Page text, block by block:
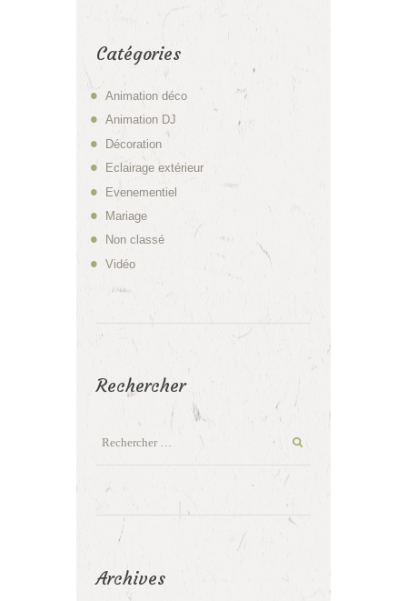
Catégories
Animation déco
Animation DJ
Décoration
Eclairage extérieur
Evenementiel
Mariage
Non classé
Vidéo
Rechercher
Archives